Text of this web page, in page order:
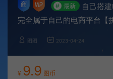
# 最新
自己搭
完全属于自己的电商平台【
图图 2023-04-24
¥ 9.9 图币